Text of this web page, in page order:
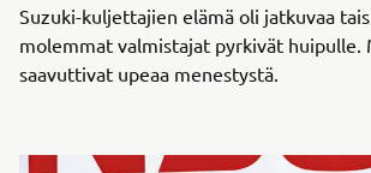
Suzuki-kuljettajien elämä oli jatkuvaa
molemmat valmistajat pyrkivät huipulle.
saavuttivat upeaa menestystä.